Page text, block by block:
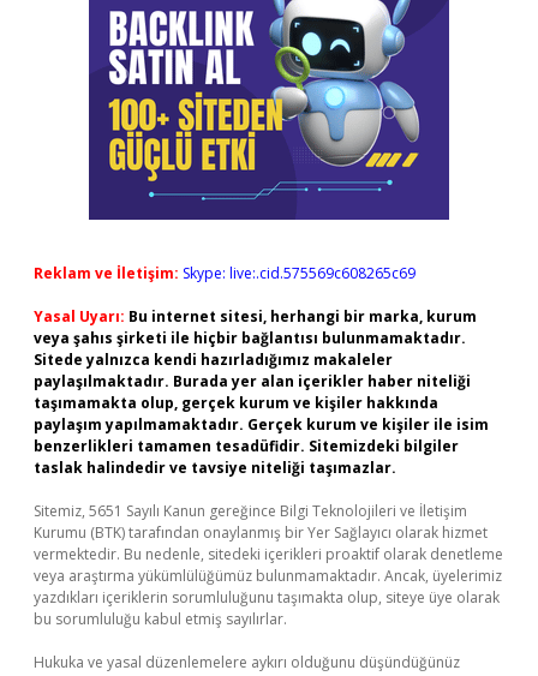
Reklam ve İletişim: Skype: live:.cid.575569c608265c69
Yasal Uyarı: Bu internet sitesi, herhangi bir marka, kurum
veya şahıs şirketi ile hiçbir bağlantısı bulunmamaktadır.
Sitede yalnızca kendi hazırladığımız makaleler
paylaşılmaktadır. Burada yer alan içerikler haber niteliği
taşımamakta olup, gerçek kurum ve kişiler hakkında
paylaşım yapılmamaktadır. Gerçek kurum ve kişiler ile isim
benzerlikleri tamamen tesadüfidir. Sitemizdeki bilgiler
taslak halindedir ve tavsiye niteliği taşımazlar.
Sitemiz, 5651 Sayılı Kanun gereğince Bilgi Teknolojileri ve İletişim
Kurumu (BTK) tarafından onaylanmış bir Yer Sağlayıcı olarak hizmet
vermektedir. Bu nedenle, sitedeki içerikleri proaktif olarak denetleme
veya araştırma yükümlülüğümüz bulunmamaktadır. Ancak, üyelerimiz
yazdıkları içeriklerin sorumluluğunu taşımakta olup, siteye üye olarak
bu sorumluluğu kabul etmiş sayılırlar.
Hukuka ve yasal düzenlemelere aykırı olduğunu düşündüğünüz